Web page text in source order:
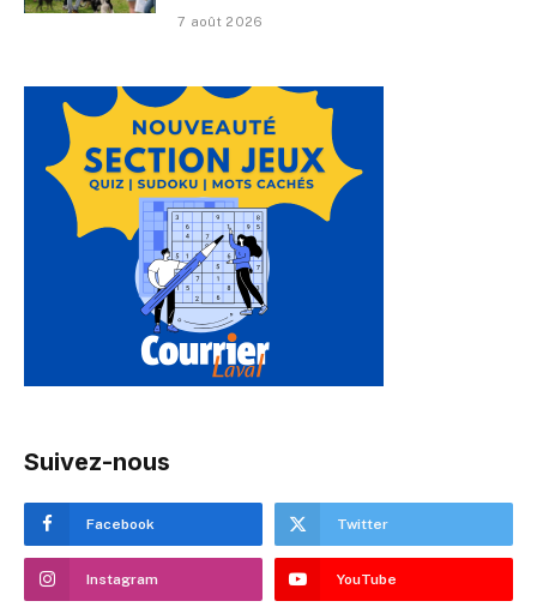
7 août 2026
Suivez-nous
Facebook Twitter
Instagram YouTube